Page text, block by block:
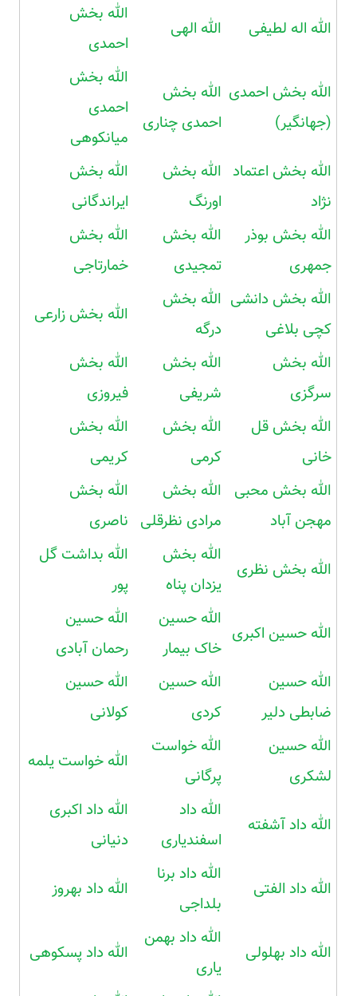
الله اله لطیفی الله الهی
الله بخش
احمدی
الله بخش احمدی
(جهانگیر)
الله بخش
احمدی چناری
الله بخش
احمدی
میانکوهی
الله بخش اعتماد
نژاد
الله بخش
اورنگ
الله بخش
ایراندگانی
الله بخش بوذر
جمهری
الله بخش
تمجیدی
الله بخش
خمارتاجی
الله بخش دانشی
کچی بلاغی
الله بخش
درگه
الله بخش زارعی
الله بخش
سرگزی
الله بخش
شریفی
الله بخش
فیروزی
الله بخش قل
خانی
الله بخش
کرمی
الله بخش
کریمی
الله بخش محبی
مهجن آباد
الله بخش
مرادی نظرقلی
الله بخش
ناصری
الله بخش نظری
الله بخش
یزدان پناه
الله بداشت گل
پور
الله حسین اکبری
الله حسین
خاک بیمار
الله حسین
رحمان آبادی
الله حسین
ضابطی دلیر
الله حسین
کردی
الله حسین
کولانی
الله حسین
لشکری
الله خواست
پرگانی
الله خواست یلمه
الله داد آشفته
الله داد
اسفندیاری
الله داد اکبری
دنیانی
الله داد الفتی
الله داد برنا
بلداجی
الله داد بهروز
الله داد بهلولی
الله داد بهمن
یاری
الله داد پسکوهی